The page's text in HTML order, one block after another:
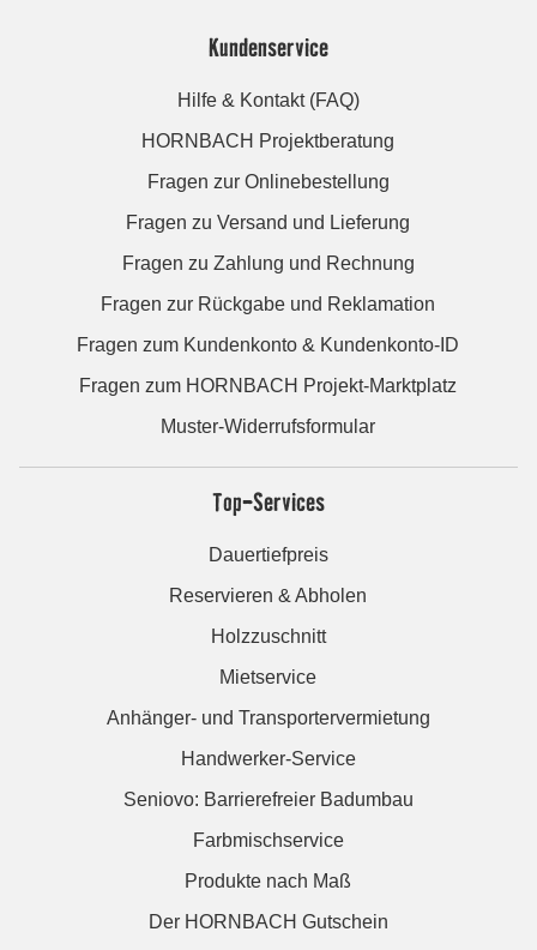
Kundenservice
Hilfe & Kontakt (FAQ)
HORNBACH Projektberatung
Fragen zur Onlinebestellung
Fragen zu Versand und Lieferung
Fragen zu Zahlung und Rechnung
Fragen zur Rückgabe und Reklamation
Fragen zum Kundenkonto & Kundenkonto-ID
Fragen zum HORNBACH Projekt-Marktplatz
Muster-Widerrufsformular
Top-Services
Dauertiefpreis
Reservieren & Abholen
Holzzuschnitt
Mietservice
Anhänger- und Transportervermietung
Handwerker-Service
Seniovo: Barrierefreier Badumbau
Farbmischservice
Produkte nach Maß
Der HORNBACH Gutschein